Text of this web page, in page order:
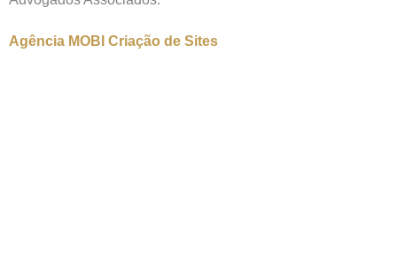
Agência MOBI Criação de Sites